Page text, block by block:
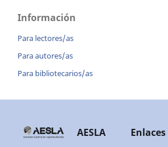
Información
Para lectores/as
Para autores/as
Para bibliotecarios/as
AESLA Enlaces